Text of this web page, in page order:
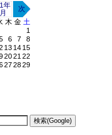
年
次
木 金 土
1
6 7
8
13 1415
2021 22
27 2829